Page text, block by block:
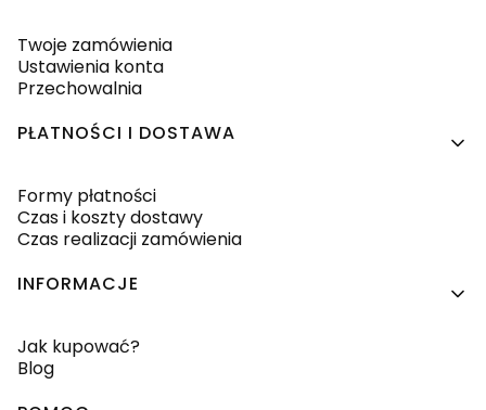
Twoje zamówienia
Ustawienia konta
Przechowalnia
PŁATNOŚCI I DOSTAWA
Formy płatności
Czas i koszty dostawy
Czas realizacji zamówienia
INFORMACJE
Jak kupować?
Blog